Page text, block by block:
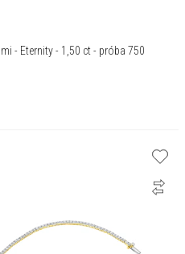
- Eternity - 1,50 ct - próba 750